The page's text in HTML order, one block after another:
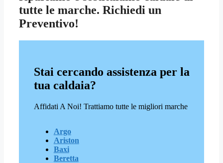
tutte le marche. Richiedi un
Preventivo!
Stai cercando assistenza per la
tua caldaia?
Affidati A Noi! Trattiamo tutte le migliori marche
Argo
Ariston
Baxi
Beretta